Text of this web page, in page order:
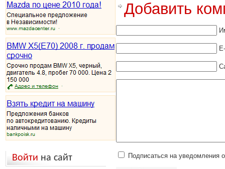
Войти на сайт
Добавить
Подписаться на уведомления